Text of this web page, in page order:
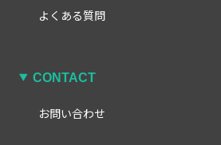
よくある質問
CONTACT
お問い合わせ